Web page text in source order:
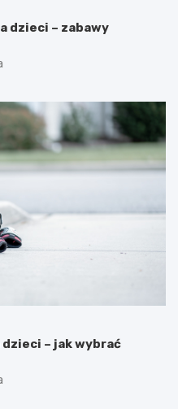
dzieci – zabawy
– jak wybrać